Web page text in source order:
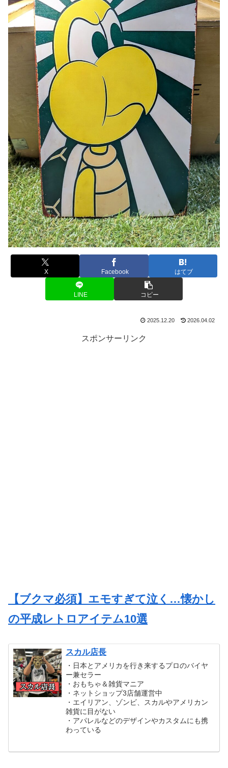
X Facebook はてブ
LINE コピー
2025.12.20 2026.04.02
スポンサーリンク
【ブクマ必須】エモすぎて泣く…懐かし
の平成レトロアイテム10選
スカル店長
・日本とアメリカを行き来するプロのバイヤ
ー兼セラー
・おもちゃ＆雑貨マニア
・ネットショップ3店舗運営中
・エイリアン、ゾンビ、スカルやアメリカン
雑貨に目がない
・アパレルなどのデザインやカスタムにも携
わっている